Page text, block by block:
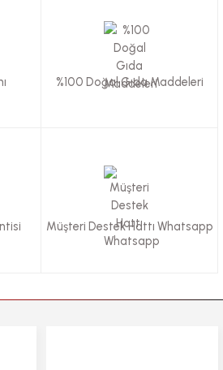
%100 Doğal Gıda Maddeleri
Müşteri Destek Hattı Whatsapp